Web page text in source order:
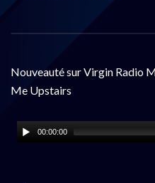
Nouveauté sur Virgin Radio
Me Upstairs
00:00:00